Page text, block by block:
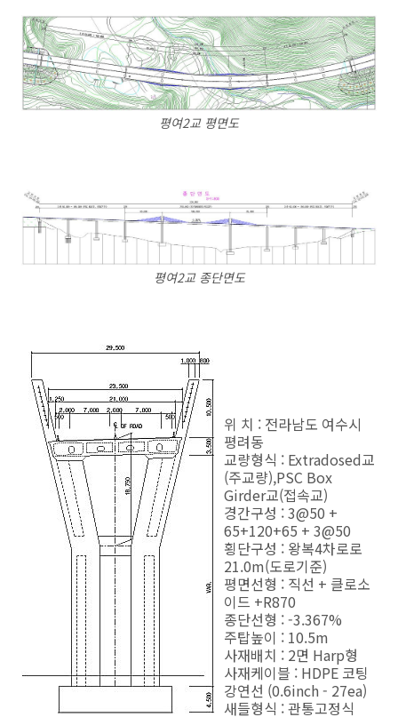
평여2교 평면도
평여2교 종단면도
위 치 : 전라남도 여수시
평려동
교량형식 : Extradosed교
(주교량),PSC Box
Girder교(접속교)
경간구성 : 3@50 +
65+120+65 + 3@50
횡단구성 : 왕복4차로로
21.0m(도로기준)
평면선형 : 직선 + 클로소
이드 +R870
종단선형 : -3.367%
주탑높이 : 10.5m
사재배치 : 2면 Harp형
사재케이블 : HDPE 코팅
강연선 (0.6inch - 27ea)
새들형식 : 관통고정식